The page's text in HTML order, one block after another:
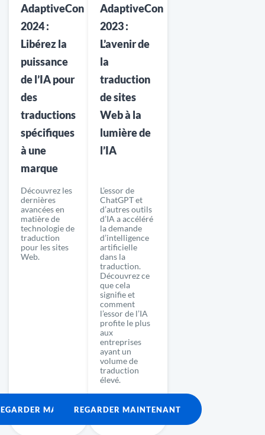
AdaptiveCon
2024 :
Libérez la
puissance
de l’IA pour
des
traductions
spécifiques
à une
marque
Découvrez les
dernières
avancées en
matière de
technologie de
traduction
pour les sites
Web.
MAINTENANT
AdaptiveCon
2023 :
L’avenir de
la
traduction
de sites
Web à la
lumière de
l’IA
L’essor de
ChatGPT et
d’autres outils
d’IA a accéléré
la demande
d’intelligence
artificielle
dans la
traduction.
Découvrez ce
que cela
signifie et
comment
l’essor de l’IA
profite le plus
aux
entreprises
ayant un
volume de
traduction
élevé.
REGARDER MAINTENANT